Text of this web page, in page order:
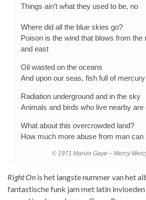
Things ain’t what they used to be, no
Where did all the blue skies go?
Poison is the wind that blows from the
and east
Oil wasted on the oceans
And upon our seas, fish full of mercury
Radiation underground and in the sky
Animals and birds who live nearby are
What about this overcrowded land?
How much more abuse from man can
© 1971 Marvin Gaye – Mercy
Right On is het langste nummer van het
fantastische funk jam met latin invloeden